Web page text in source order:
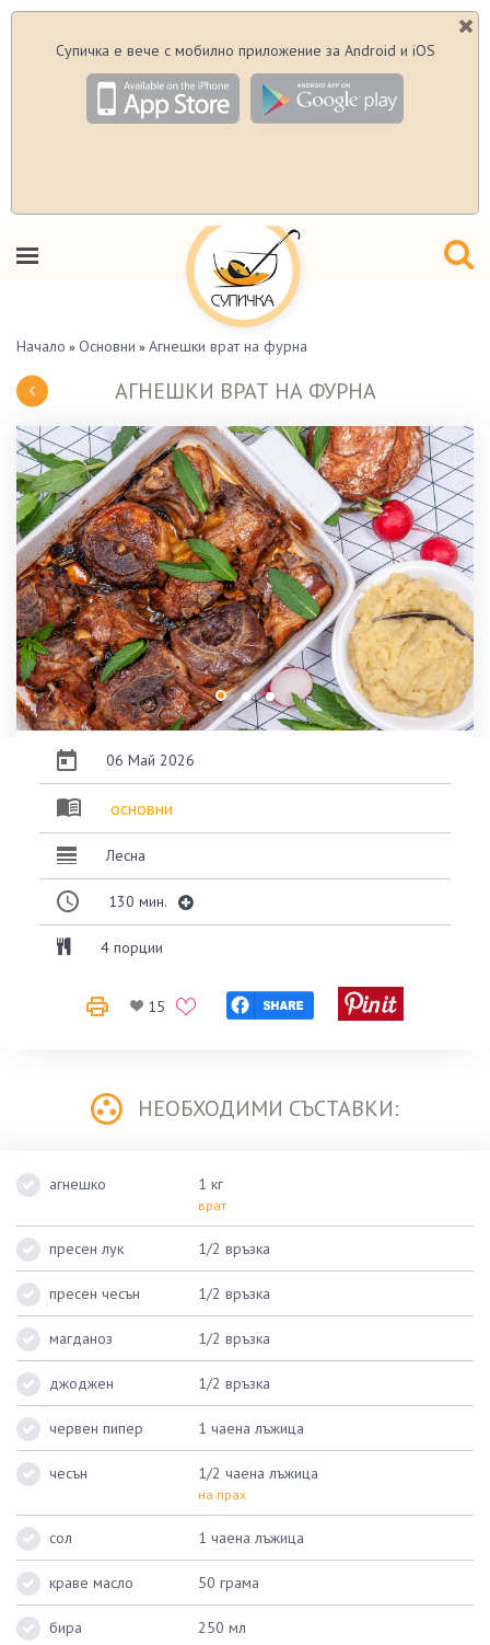
Супичка е вече с мобилно приложение за Android и iOS
Начало » Основни » Агнешки врат на фурна
АГНЕШКИ ВРАТ НА ФУРНА
06 Май 2026
основни
Лесна
130 мин.
4 порции
15
НЕОБХОДИМИ СЪСТАВКИ:
агнешко 1 кг
врат
пресен лук 1/2 връзка
пресен чесън 1/2 връзка
магданоз 1/2 връзка
джоджен 1/2 връзка
червен пипер 1 чаена лъжица
чесън 1/2 чаена лъжица
на прах
сол 1 чаена лъжица
краве масло 50 грама
бира 250 мл